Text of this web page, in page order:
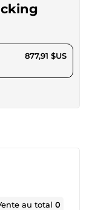
877,91 $US
au total0